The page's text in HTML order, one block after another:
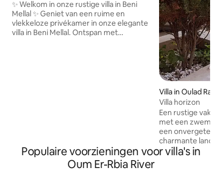
tuin Beni Mellal
✨ Welkom in onze rustige villa in Beni
Mellal ✨ Geniet van een ruime en
vlekkeloze privékamer in onze elegante
villa in Beni Mellal. Ontspan met
Villa in Oulad
Villa horizon
Een rustige
met een
een onvergetelijk
charmante
en comfort
Populaire voorzieningen voor villa's in
Oum Er-Rbia River